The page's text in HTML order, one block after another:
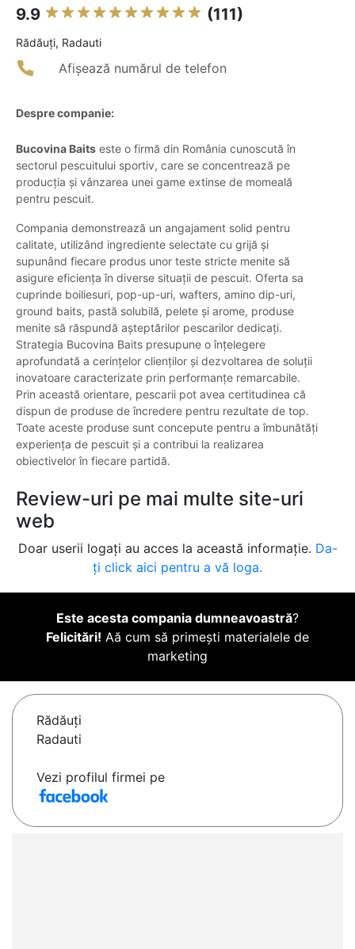
9.9 (111)
Rădăuţi, Radauti
Afișează numărul de telefon
Despre companie:
Bucovina Baits este o firmă din România cunoscută în
sectorul pescuitului sportiv, care se concentrează pe
producția și vânzarea unei game extinse de momeală
pentru pescuit.
Compania demonstrează un angajament solid pentru
calitate, utilizând ingrediente selectate cu grijă și
supunând fiecare produs unor teste stricte menite să
asigure eficiența în diverse situații de pescuit. Oferta sa
cuprinde boiliesuri, pop-up-uri, wafters, amino dip-uri,
ground baits, pastă solubilă, pelete și arome, produse
menite să răspundă așteptărilor pescarilor dedicați.
Strategia Bucovina Baits presupune o înțelegere
aprofundată a cerințelor clienților și dezvoltarea de soluții
inovatoare caracterizate prin performanțe remarcabile.
Prin această orientare, pescarii pot avea certitudinea că
dispun de produse de încredere pentru rezultate de top.
Toate aceste produse sunt concepute pentru a îmbunătăți
experiența de pescuit și a contribui la realizarea
obiectivelor în fiecare partidă.
Review-uri pe mai multe site-uri
web
Doar userii logați au acces la această informație. Da-
ți click aici pentru a vă loga.
Este acesta compania dumneavoastră?
Felicitări! Aă cum să primești materialele de
marketing
Rădăuţi
Radauti
Vezi profilul firmei pe